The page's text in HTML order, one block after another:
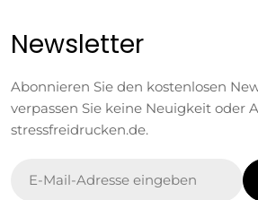
Newsletter
Abonnieren Sie den kostenlosen
verpassen Sie keine Neuigkeit oder
stressfreidrucken.de.
Mail